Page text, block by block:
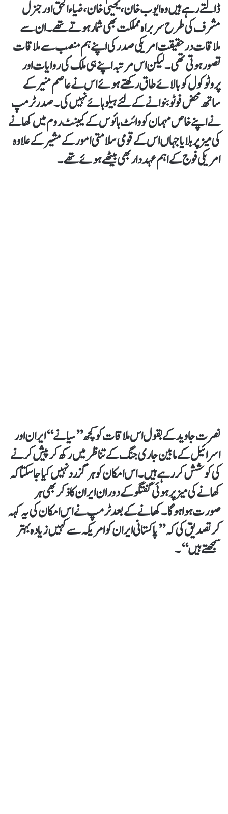
ڈالتے رہے ہیں وہ ایوب خان، یحییٰ خان، ضیاء الحق اور جنرل
مشرف کی طرح سربراہ مملکت بھی شمار ہوتے تھے۔ ان سے
ملاقات درحقیقت امریکی صدر کی اپنے ہم منصب سے ملاقات
تصور ہوتی تھی۔ لیکن اس مرتبہ اپنے ہی ملک کی روایات اور
پروٹوکول کو بالائے طاق رکھتے ہوئے اس نے عاصم منیر کے
ساتھ محض فوٹو بنوانے کے لئے ہیلو ہائے نہیں کی۔ صدر ٹرمپ
نے اپنے خاص مہمان کو وائٹ ہائوس کے کیبنٹ روم میں کھانے
کی میز پر بلایا جہاں اس کے قومی سلامتی امور کے مشیر کے علاوہ
امریکی فوج کے اہم عہد دار بھی بیٹھے ہوئے تھے۔
نصرت جاوید کے بقول اس ملاقات کو کچھ ’’سیانے‘‘ ایران اور
اسرائیل کے مابین جاری جنگ کے تناظر میں رکھ کر پیش کرنے
کی کوشش کررہے ہیں۔ اس امکان کو ہرگز رد نہیں کیا جاسکتا کہ
کھانے کی میز پر ہوئی گفتگو کے دوران ایران کا ذکر بھی ہر
صورت ہوا ہوگا۔ کھانے کے بعد ٹرمپ نے اس امکان کی یہ کہہ
کر تصدیق کی کہ ’’پاکستانی ایران کو امریکہ سے کہیں زیادہ بہتر
سمجھتے ہیں‘‘۔